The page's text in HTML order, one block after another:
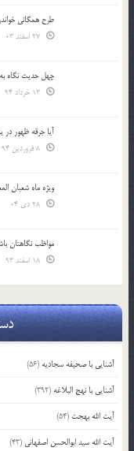
طرح همگانی
چهل حدیث نگاه
آیا جرقه ظهور
ویژه ماه شعبان
مواظب نگاهتان
آشنایی با صحیفه سجادیه (56)
آشنایی با نهج البلاغه (392)
آیت الله بهجت (54)
آیت الله سید ابوالحسن اصفهانی (43)